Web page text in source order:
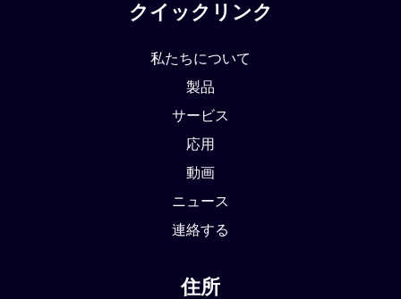
クイックリンク
私たちについて
製品
サービス
応用
動画
ニュース
連絡する
住所